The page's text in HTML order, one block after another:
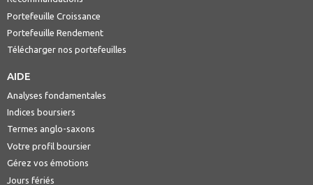
Portefeuille Croissance
Portefeuille Rendement
Télécharger nos portefeuilles
AIDE
Analyses fondamentales
Indices boursiers
Termes anglo-saxons
Votre profil boursier
Gérez vos émotions
Jours fériés